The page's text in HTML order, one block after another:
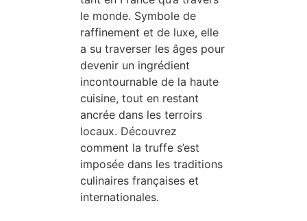
le monde. Symbole de
raffinement et de luxe, elle
a su traverser les âges pour
devenir un ingrédient
incontournable de la haute
cuisine, tout en restant
ancrée dans les terroirs
locaux. Découvrez
comment la truffe s’est
imposée dans les traditions
culinaires françaises et
internationales.